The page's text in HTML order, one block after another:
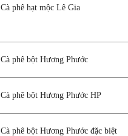
Cà phê hạt mộc Lê Gia
Cà phê bột Hương Phước
Cà phê bột Hương Phước HP
Cà phê bột Hương Phước đặc biệt